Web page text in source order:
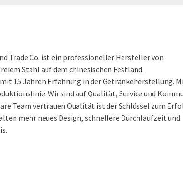
Trade Co. ist ein professioneller Hersteller von
Stahl auf dem chinesischen Festland.
15 Jahren Erfahrung in der Getränkeherstellung.
Wir sind auf Qualität, Service und
Team vertrauen Qualität ist der Schlüssel zum
mehr neues Design, schnellere Durchlaufzeit und